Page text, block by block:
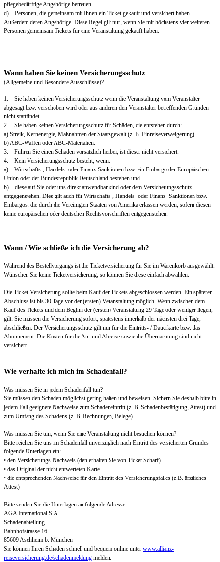
pflegebedürftige Angehörige betreuen.
d) Personen, die gemeinsam mit Ihnen ein Ticket gekauft und versichert haben.
Außerdem deren Angehörige. Diese Regel gilt nur, wenn Sie mit höchstens vier weiteren
Personen gemeinsam Tickets für eine Veranstaltung gekauft haben.
Wann haben Sie keinen Versicherungsschutz
(Allgemeine und Besondere Ausschlüsse)?
1. Sie haben keinen Versicherungsschutz wenn die Veranstaltung vom Veranstalter
abgesagt bzw. verschoben wird oder aus anderen den Veranstalter betreffenden Gründen
nicht stattfindet.
2. Sie haben keinen Versicherungsschutz für Schäden, die entstehen durch:
a) Streik, Kernenergie, Maßnahmen der Staatsgewalt (z. B. Einreiseverweigerung)
b) ABC-Waffen oder ABC-Materialien.
3. Führen Sie einen Schaden vorsätzlich herbei, ist dieser nicht versichert.
4. Kein Versicherungsschutz besteht, wenn:
a) Wirtschafts-, Handels- oder Finanz-Sanktionen bzw. ein Embargo der Europäischen
Union oder der Bundesrepublik Deutschland bestehen und
b) diese auf Sie oder uns direkt anwendbar sind oder dem Versicherungsschutz
entgegenstehen. Dies gilt auch für Wirtschafts-, Handels- oder Finanz- Sanktionen bzw.
Embargos, die durch die Vereinigten Staaten von Amerika erlassen werden, sofern diesen
keine europäischen oder deutschen Rechtsvorschriften entgegenstehen.
Wann / Wie schließe ich die Versicherung ab?
Während des Bestellvorgangs ist die Ticketversicherung für Sie im Warenkorb ausgewählt.
Wünschen Sie keine Ticketversicherung, so können Sie diese einfach abwählen.
Die Ticket-Versicherung sollte beim Kauf der Tickets abgeschlossen werden. Ein späterer
Abschluss ist bis 30 Tage vor der (ersten) Veranstaltung möglich. Wenn zwischen dem
Kauf des Tickets und dem Beginn der (ersten) Veranstaltung 29 Tage oder weniger liegen,
gilt: Sie müssen die Versicherung sofort, spätestens innerhalb der nächsten drei Tage,
abschließen. Der Versicherungsschutz gilt nur für die Eintritts- / Dauerkarte bzw. das
Abonnement. Die Kosten für die An- und Abreise sowie die Übernachtung sind nicht
versichert.
Wie verhalte ich mich im Schadenfall?
Was müssen Sie in jedem Schadenfall tun?
Sie müssen den Schaden möglichst gering halten und beweisen. Sichern Sie deshalb bitte in
jedem Fall geeignete Nachweise zum Schadeneintritt (z. B. Schadenbestätigung, Attest) und
zum Umfang des Schadens (z. B. Rechnungen, Belege).
Was müssen Sie tun, wenn Sie eine Veranstaltung nicht besuchen können?
Bitte reichen Sie uns im Schadenfall unverzüglich nach Eintritt des versicherten Grundes
folgende Unterlagen ein:
• den Versicherungs-Nachweis (den erhalten Sie von Ticket Scharf)
• das Original der nicht entwerteten Karte
• die entsprechenden Nachweise für den Eintritt des Versicherungsfalles (z.B. ärztliches
Attest)
Bitte senden Sie die Unterlagen an folgende Adresse:
AGA International S.A.
Schadenabteilung
Bahnhofstrasse 16
85609 Aschheim b. München
Sie können Ihren Schaden schnell und bequem online unter www.allianz-
reiseversicherung.de/schadenmeldung melden.